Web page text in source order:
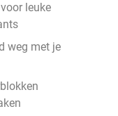
leuke
weg met je